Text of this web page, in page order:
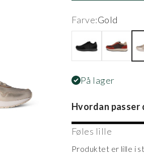
Farve:Gold
På lager
Hvordan passer
Føles lille
Produktet er lille i